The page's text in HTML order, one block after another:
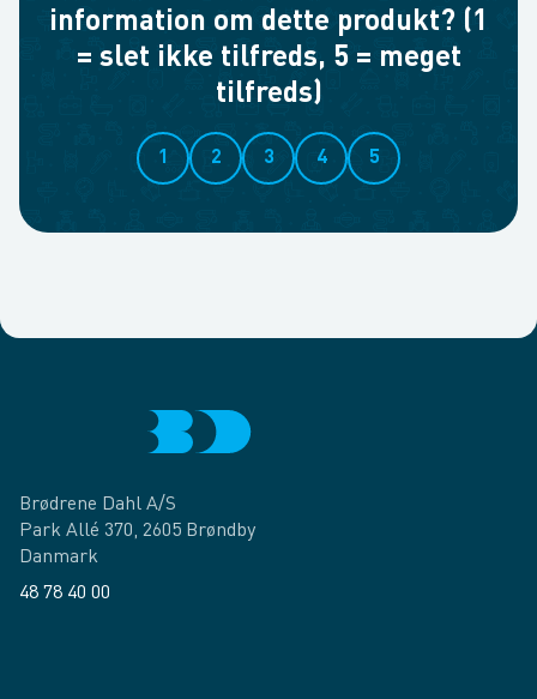
information om dette produkt? (1
= slet ikke tilfreds, 5 = meget
tilfreds)
1 2 3 4 5
Brødrene Dahl A/S
Park Allé 370, 2605 Brøndby
Danmark
48 78 40 00